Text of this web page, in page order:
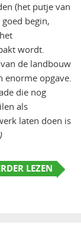
(het putje van
goed begin,
wordt.
de landbouw
enorme opgave.
die nog
als
laten doen is
LEZEN